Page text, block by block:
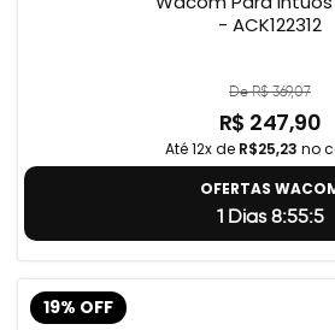
- ACK122312
De R$ 369,07
R$ 247,90
Até 12x de R$25,23 no
OFERTAS
1 Dias 8:55:4
19% OFF